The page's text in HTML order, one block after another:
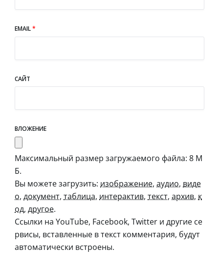
EMAIL*
САЙТ
ВЛОЖЕНИЕ
Максимальный размер загружаемого файла: 8 М
Б.
Вы можете загрузить: изображение, аудио, виде
о, документ, таблица, интерактив, текст, архив, к
од, другое.
Ссылки на YouTube, Facebook, Twitter и другие се
рвисы, вставленные в текст комментария, будут
автоматически встроены.